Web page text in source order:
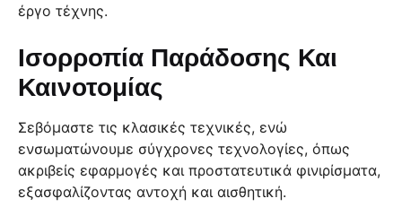
έργο τέχνης.
Ισορροπία Παράδοσης Και
Καινοτομίας
Σεβόμαστε τις κλασικές τεχνικές, ενώ
ενσωματώνουμε σύγχρονες τεχνολογίες, όπως
ακριβείς εφαρμογές και προστατευτικά φινιρίσματα,
εξασφαλίζοντας αντοχή και αισθητική.